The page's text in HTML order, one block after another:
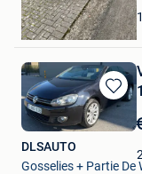
bjorn vsp
Bilzen
Bewaren
in
Mijn
DLSAUTO
Gosselies + Partie De